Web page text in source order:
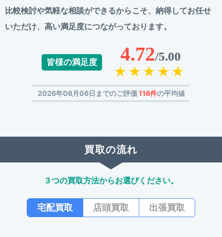
比較検討や気軽な相談ができるからこそ、 納得してお任せ
いただけ、高い満足度につながっております。
皆様の満足度 4.72/5.00
2026年08月06日までのご評価116件の平均値
買取の流れ
３つの買取方法からお選びください。
宅配買取 店頭買取 出張買取